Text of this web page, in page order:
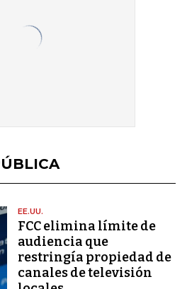
EE.UU.
FCC elimina límite de
audiencia que
restringía propiedad de
canales de televisión